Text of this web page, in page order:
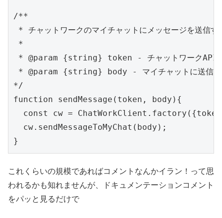
/**
* チャットワークのマイチャットにメッセージを送信す
*
* @param {string} token - チャットワークAPI
* @param {string} body - マイチャットに送信す
*/
function sendMessage(token, body){
const cw =
  cw.sendMessageToMyChat(body);
これくらいの規模であればコメントなんかイラン！って思
われるかも知れませんが、ドキュメンテーションコメント
をパッと見るだけで